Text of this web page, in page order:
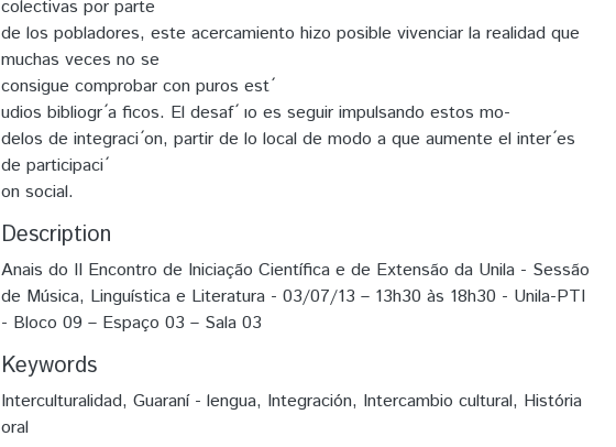
colectivas por parte
de los pobladores, este acercamiento hizo posible vivenciar la realidad que
muchas veces no se
consigue comprobar con puros est ́
udios bibliogr ́a ficos. El desaf ́ ıo es seguir impulsando estos mo-
delos de integraci ́on, partir de lo local de modo a que aumente el inter ́es
de participaci ́
on social.
Description
Anais do II Encontro de Iniciação Científica e de Extensão da Unila - Sessão
de Música, Linguística e Literatura - 03/07/13 – 13h30 às 18h30 - Unila-PTI
- Bloco 09 – Espaço 03 – Sala 03
Keywords
Interculturalidad, Guaraní - lengua, Integración, Intercambio cultural, História
oral